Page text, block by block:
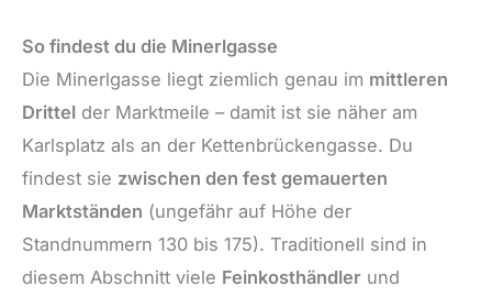
So findest du die Minerlgasse
Die Minerlgasse liegt ziemlich genau im mittleren
Drittel der Marktmeile – damit ist sie näher am
Karlsplatz als an der Kettenbrückengasse. Du
findest sie zwischen den fest gemauerten
Marktständen (ungefähr auf Höhe der
Standnummern 130 bis 175). Traditionell sind in
diesem Abschnitt viele Feinkosthändler und